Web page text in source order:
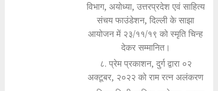
विभाग, अयोध्या, उत्तरप्रदेश एवं साहित्य
संचय फाउंडेशन, दिल्ली के साझा
आयोजन में २३/११/१९ को स्मृति चिन्ह
देकर सम्मानित।
८. प्रेम प्रकाशन, दुर्ग द्वारा ०२
अक्टूबर, २०२२ को राम रत्न अलंकरण